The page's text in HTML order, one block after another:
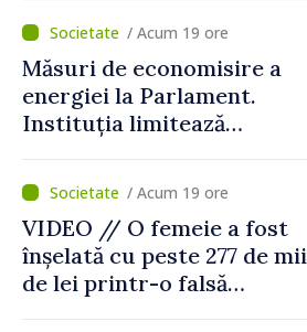
diminuarea riscurilor
/ Acum 19 ore
Măsuri de economisire a
energiei la Parlament.
Instituția limitează
apă caldă
/ Acum 19 ore
VIDEO // O femeie a fost
înșelată cu peste 277 de mii
de lei printr-o falsă